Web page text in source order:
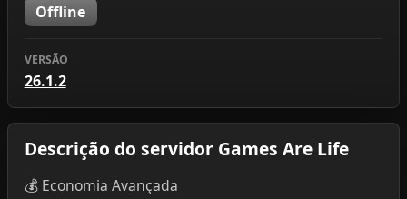
Offline
VERSÃO
26.1.2
Descrição do servidor Games Are Life
💰 Economia Avançada